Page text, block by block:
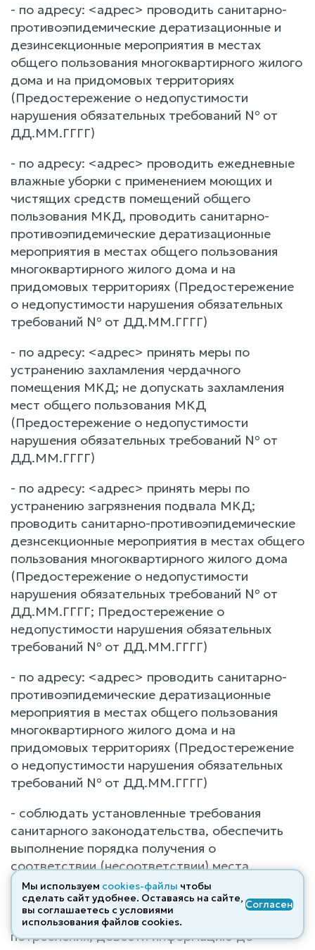
- по адресу: <адрес> проводить санитарно-
противоэпидемические дератизационные и
дезинсекционные мероприятия в местах
общего пользования многоквартирного жилого
дома и на придомовых территориях
(Предостережение о недопустимости
нарушения обязательных требований № от
ДД.ММ.ГГГГ)
- по адресу: <адрес> проводить ежедневные
влажные уборки с применением моющих и
чистящих средств помещений общего
пользования МКД, проводить санитарно-
противоэпидемические дератизационные
мероприятия в местах общего пользования
многоквартирного жилого дома и на
придомовых территориях (Предостережение
о недопустимости нарушения обязательных
требований № от ДД.ММ.ГГГГ)
- по адресу: <адрес> принять меры по
устранению захламления чердачного
помещения МКД; не допускать захламления
мест общего пользования МКД
(Предостережение о недопустимости
нарушения обязательных требований № от
ДД.ММ.ГГГГ)
- по адресу: <адрес> принять меры по
устранению загрязнения подвала МКД;
проводить санитарно-противоэпидемические
дезнсекционные мероприятия в местах общего
пользования многоквартирного жилого дома
(Предостережение о недопустимости
нарушения обязательных требований № от
ДД.ММ.ГГГГ; Предостережение о
недопустимости нарушения обязательных
требований № от ДД.ММ.ГГГГ)
- по адресу: <адрес> проводить санитарно-
противоэпидемические дератизационные
мероприятия в местах общего пользования
многоквартирного жилого дома и на
придомовых территориях (Предостережение
о недопустимости нарушения обязательных
требований № от ДД.ММ.ГГГГ)
- соблюдать установленные требования
санитарного законодательства, обеспечить
выполнение порядка получения о
соответствии (несоответствии) места
(площадки) накопления ТКО либо получения
санитарно-эпидемиологического заключения
на деятельность с отходами производства и
потребления; довести информацию до
Мы используем cookies-файлы чтобы
сделать сайт удобнее. Оставаясь на сайте,
вы соглашаетесь с условиями
использования файлов cооkies.
Согласен